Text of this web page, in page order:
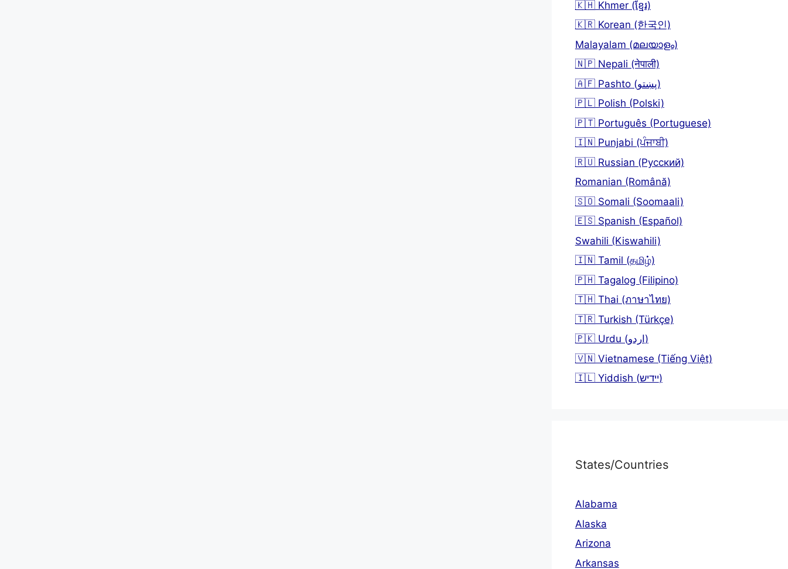
🇰🇭 Khmer (ខ្មែរ)
🇰🇷 Korean (한국인)
Malayalam (മലയാളം)
🇳🇵 Nepali (नेपाली)
🇦🇫 Pashto (پښتو)
🇵🇱 Polish (Polski)
🇵🇹 Português (Portuguese)
🇮🇳 Punjabi (ਪੰਜਾਬੀ)
🇷🇺 Russian (Русский)
Romanian (Română)
🇸🇴 Somali (Soomaali)
🇪🇸 Spanish (Español)
Swahili (Kiswahili)
🇮🇳 Tamil (தமிழ்)
🇵🇭 Tagalog (Filipino)
🇹🇭 Thai (ภาษาไทย)
🇹🇷 Turkish (Türkçe)
🇵🇰 Urdu (اردو)
🇻🇳 Vietnamese (Tiếng Việt)
🇮🇱 Yiddish (יידיש)
States/Countries
Alabama
Alaska
Arizona
Arkansas